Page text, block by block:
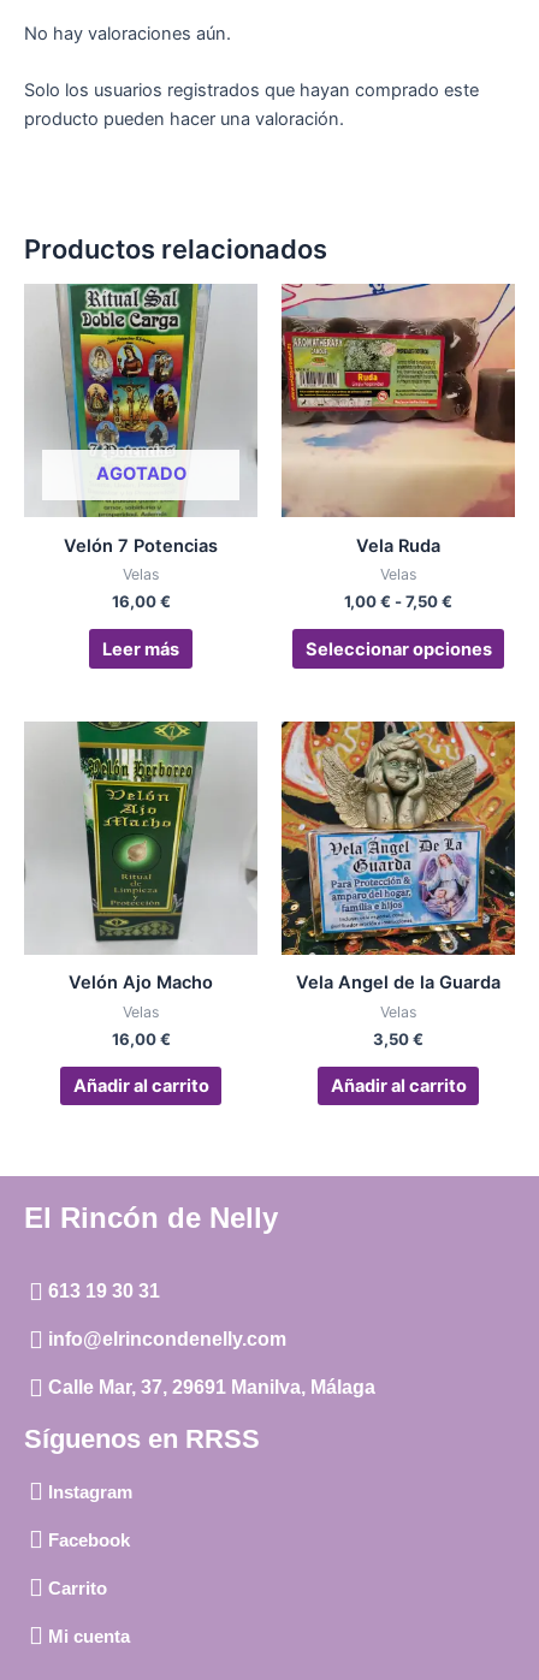
No hay valoraciones aún.
Solo los usuarios registrados que hayan comprado este
producto pueden hacer una valoración.
Productos relacionados
AGOTADO
Velón 7 Potencias
Velas
16,00€
Leer más
Vela Ruda
Velas
1,00€ -7,50€
de
precios:
desde
1,00 €
hasta
7,50 €
Seleccionar opciones
Este
Las
se
de
Velón Ajo Macho
Velas
16,00€
Añadir al carrito
Vela Angel de la Guarda
Velas
3,50€
Añadir al carrito
El Rincón de Nelly
613 19 30 31
info@elrincondenelly.com
Calle Mar, 37, 29691 Manilva, Málaga
Síguenos en RRSS
Instagram
Facebook
Carrito
Mi cuenta